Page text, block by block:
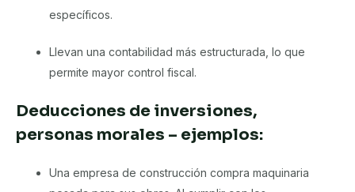
específicos.
Llevan una contabilidad más estructurada, lo que
permite mayor control fiscal.
Deducciones de inversiones,
personas morales – ejemplos:
Una empresa de construcción compra maquinaria